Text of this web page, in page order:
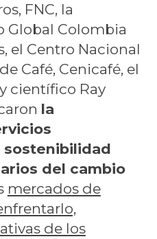
FNC, la
Global Colombia
el Centro Nacional
Café, Cenicafé, el
científico Ray
la
sostenibilidad
del cambio
mercados de
de los